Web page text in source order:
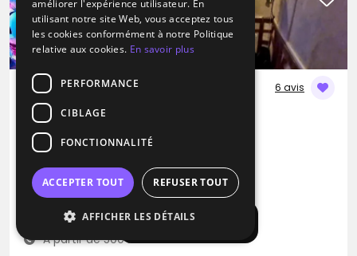
Afficher la carte
6 avis
DJ
DJG-Events
Disco Dance hall Hip hop
Nangis (77)
Déplacement jusqu’à 300 kms
À partir de 500€
améliorer l'expérience utilisateur. En
utilisant notre site Web, vous acceptez tous
les cookies conformément à notre Politique
relative aux cookies. En savoir plus
PERFORMANCE
CIBLAGE
FONCTIONNALITÉ
ACCEPTER TOUT REFUSER TOUT
AFFICHER LES DÉTAILS